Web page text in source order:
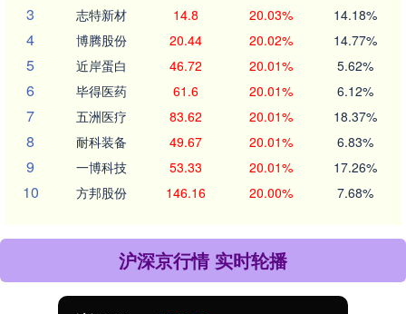
3 志特新材 14.8 20.03% 14.18%
4 博腾股份 20.44 20.02% 14.77%
5 近岸蛋白 46.72 20.01% 5.62%
6 毕得医药 61.6 20.01% 6.12%
7 五洲医疗 83.62 20.01% 18.37%
8 耐科装备 49.67 20.01% 6.83%
9 一博科技 53.33 20.01% 17.26%
10 方邦股份 146.16 20.00% 7.68%
沪深京行情 实时轮播